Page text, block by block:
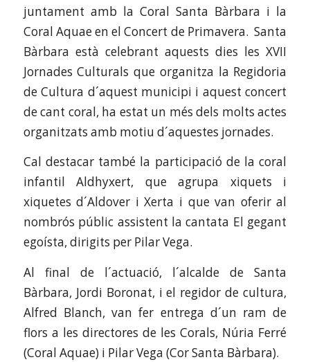
juntament amb la Coral Santa Bàrbara i la
Coral Aquae en el Concert de Primavera. Santa
Bàrbara està celebrant aquests dies les XVII
Jornades Culturals que organitza la Regidoria
de Cultura d´aquest municipi i aquest concert
de cant coral, ha estat un més dels molts actes
organitzats amb motiu d´aquestes jornades.
Cal destacar també la participació de la coral
infantil Aldhyxert, que agrupa xiquets i
xiquetes d´Aldover i Xerta i que van oferir al
nombrós públic assistent la cantata El gegant
egoísta, dirigits per Pilar Vega.
Al final de l´actuació, l´alcalde de Santa
Bàrbara, Jordi Boronat, i el regidor de cultura,
Alfred Blanch, van fer entrega d´un ram de
flors a les directores de les Corals, Núria Ferré
(Coral Aquae) i Pilar Vega (Cor Santa Bàrbara).